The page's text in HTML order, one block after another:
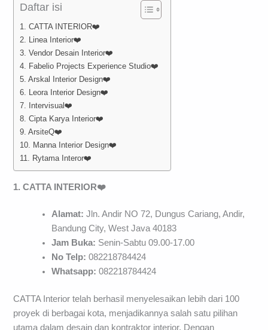
Daftar isi
1. CATTA INTERIOR❤️
2. Linea Interior❤️
3. Vendor Desain Interior❤️
4. Fabelio Projects Experience Studio❤️
5. Arskal Interior Design❤️
6. Leora Interior Design❤️
7. Intervisual❤️
8. Cipta Karya Interior❤️
9. ArsiteQ❤️
10. Manna Interior Design❤️
11. Rytama Interor❤️
1. CATTA INTERIOR❤️
Alamat: Jln. Andir NO 72, Dungus Cariang, Andir,
Bandung City, West Java 40183
Jam Buka: Senin-Sabtu 09.00-17.00
No Telp: 082218784424
Whatsapp: 082218784424
CATTA Interior telah berhasil menyelesaikan lebih dari 100
proyek di berbagai kota, menjadikannya salah satu pilihan
utama dalam desain dan kontraktor interior. Dengan